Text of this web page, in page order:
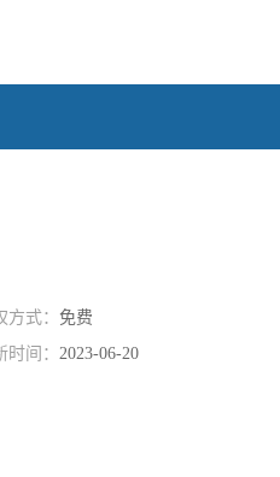
方式： 免费
时间： 2023-06-20